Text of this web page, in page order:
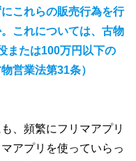
これらの販売行為を行
これについては、古物
または100万円以下の
営業法第31条）
、頻繁にフリマアプリ
アプリを使っていらっ